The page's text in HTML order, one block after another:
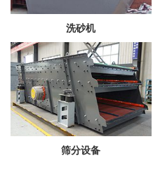
洗砂机
筛分设备